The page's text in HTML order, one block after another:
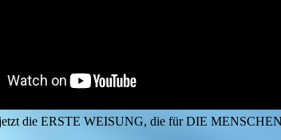
die ERSTE WEISUNG, die für DIE